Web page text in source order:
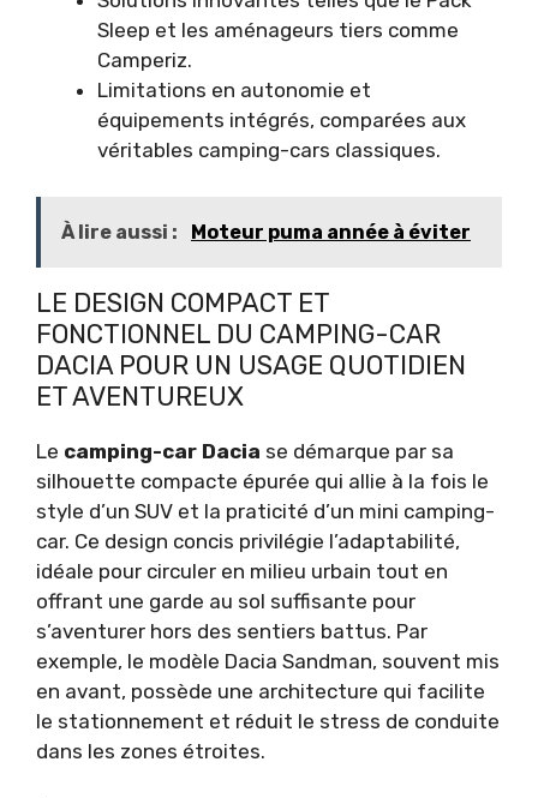
Sleep et les aménageurs tiers comme
Camperiz.
Limitations en autonomie et
équipements intégrés, comparées aux
véritables camping-cars classiques.
À lire aussi : Moteur puma année à éviter
LE DESIGN COMPACT ET
FONCTIONNEL DU CAMPING-CAR
DACIA POUR UN USAGE QUOTIDIEN
ET AVENTUREUX
Le camping-car Dacia se démarque par sa
silhouette compacte épurée qui allie à la fois le
style d’un SUV et la praticité d’un mini camping-
car. Ce design concis privilégie l’adaptabilité,
idéale pour circuler en milieu urbain tout en
offrant une garde au sol suffisante pour
s’aventurer hors des sentiers battus. Par
exemple, le modèle Dacia Sandman, souvent mis
en avant, possède une architecture qui facilite
le stationnement et réduit le stress de conduite
dans les zones étroites.